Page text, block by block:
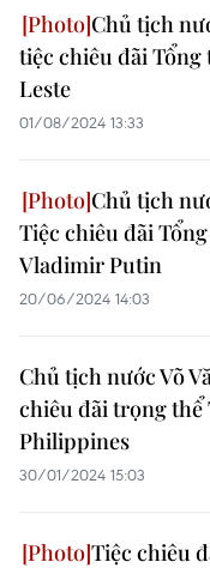
Chủ tịch
tiệc chiêu đãi
Leste
01/08/2024 13:33
Chủ tịch
Tiệc chiêu đãi
Vladimir Putin
20/06/2024 14:03
Chủ tịch nước Võ
chiêu đãi trọng thể
Philippines
30/01/2024 15:03
Tiệc chiêu